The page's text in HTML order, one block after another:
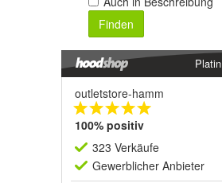
Finden
Platin
outletstore-hamm
100% positiv
323 Verkäufe
Gewerblicher Anbieter